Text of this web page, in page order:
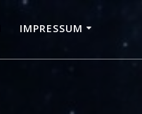
IMPRESSUM